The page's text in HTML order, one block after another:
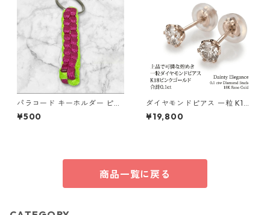
パラコード キーホルダー ピン
ク グリーン 編み込み s30
¥500
ダイヤモンドピアス 一粒 K18
ピンクゴールド 合計0.1ct ス
タッドピアス おしゃれ シンプ
¥19,800
商品一覧に戻る